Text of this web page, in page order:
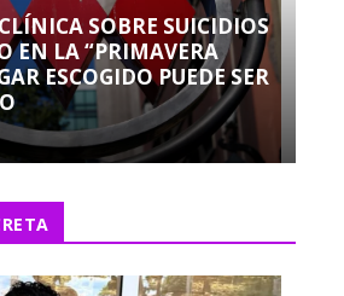
SOBRE SUICIDIOS
EN LA “PRIMAVERA
ESCOGIDO PUEDE SER